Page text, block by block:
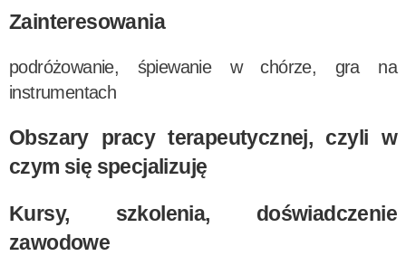
Zainteresowania
podróżowanie, śpiewanie w chórze, gra na
instrumentach
Obszary pracy terapeutycznej, czyli w
czym się specjalizuję
Kursy, szkolenia, doświadczenie
zawodowe